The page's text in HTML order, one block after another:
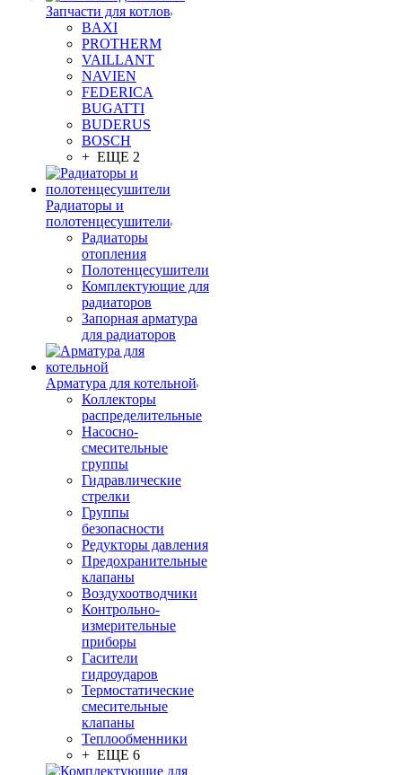
Запчасти для котлов
BAXI
PROTHERM
VAILLANT
NAVIEN
FEDERICA
BUGATTI
BUDERUS
BOSCH
+ ЕЩЕ 2
Радиаторы и
полотенцесушители
Радиаторы
отопления
Полотенцесушители
Комплектующие для
радиаторов
Запорная арматура
для радиаторов
Арматура для котельной
Коллекторы
распределительные
Насосно-
смесительные
группы
Гидравлические
стрелки
Группы
безопасности
Редукторы давления
Предохранительные
клапаны
Воздухоотводчики
Контрольно-
измерительные
приборы
Гасители
гидроударов
Термостатические
смесительные
клапаны
Теплообменники
+ ЕЩЕ 6